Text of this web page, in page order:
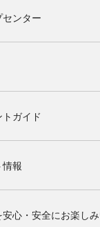
ンター
ガイド
情報
心・安全にお楽し